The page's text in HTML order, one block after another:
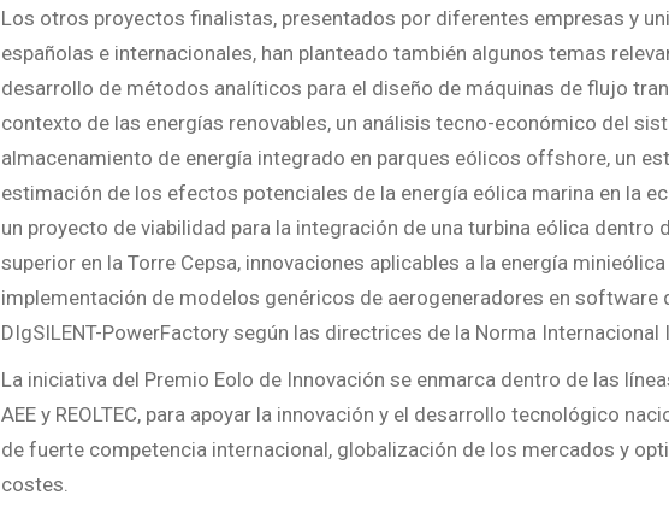
Los otros proyectos finalistas, presentados por diferentes empresas y
españolas e internacionales, han planteado también algunos temas
desarrollo de métodos analíticos para el diseño de máquinas de flujo
contexto de las energías renovables, un análisis tecno-económico del
almacenamiento de energía integrado en parques eólicos offshore, un
estimación de los efectos potenciales de la energía eólica marina en la
un proyecto de viabilidad para la integración de una turbina eólica dentro
superior en la Torre Cepsa, innovaciones aplicables a la energía
implementación de modelos genéricos de aerogeneradores en software
DIgSILENT-PowerFactory según las directrices de la Norma Internacional
La iniciativa del Premio Eolo de Innovación se enmarca dentro de las
AEE y REOLTEC, para apoyar la innovación y el desarrollo tecnológico
de fuerte competencia internacional, globalización de los mercados y
costes.